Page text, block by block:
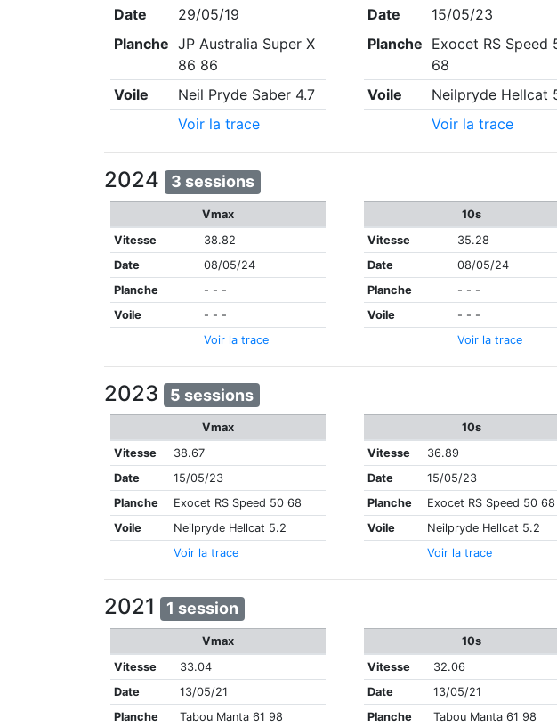
Date
29/05/19
Planche JP Australia Super X
86 86
Voile
Neil Pryde Saber 4.7
Voir la trace
Date
15/05/23
Planche Exocet RS Speed
68
Voile
Neilpryde Hellcat
Voir la trace
2024 3 sessions
Vmax
Vitesse
38.82
Date
08/05/24
Planche
- - -
Voile
- - -
Voir la trace
10s
Vitesse
35.28
Date
08/05/24
Planche
- - -
Voile
- - -
Voir la trace
2023 5 sessions
Vmax
Vitesse
38.67
Date
15/05/23
Planche
Exocet RS Speed 50 68
Voile
Neilpryde Hellcat 5.2
Voir la trace
10s
Vitesse
36.89
Date
15/05/23
Planche
Exocet RS Speed 50 68
Voile
Neilpryde Hellcat 5.2
Voir la trace
2021 1 session
Vmax
Vitesse
33.04
Date
13/05/21
Planche
Tabou Manta 61 98
10s
Vitesse
32.06
Date
13/05/21
Planche
Tabou Manta 61 98